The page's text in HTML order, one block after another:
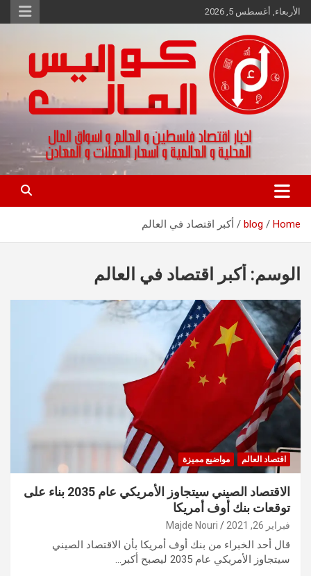
Skip
to
الأربعاء, أغسطس 5, 2026
كواليس المال
اخبار اقتصاد فلسطين و العالم و تقارير اسواق المال و العملات
Home
blog أكبر اقتصاد في العالم
الوسم: أكبر اقتصاد في العالم
اقتصاد العالم مواضيع مميزة
الاقتصاد الصيني سيتجاوز الأمريكي عام 2035 بناء على
توقعات بنك أوف أمريكا
فبراير 26, 2021 Majde Nouri
قال أحد الخبراء من بنك أوف أمريكا بأن الاقتصاد الصيني
سيتجاوز الأمريكي عام 2035 ليصبح أكبر…